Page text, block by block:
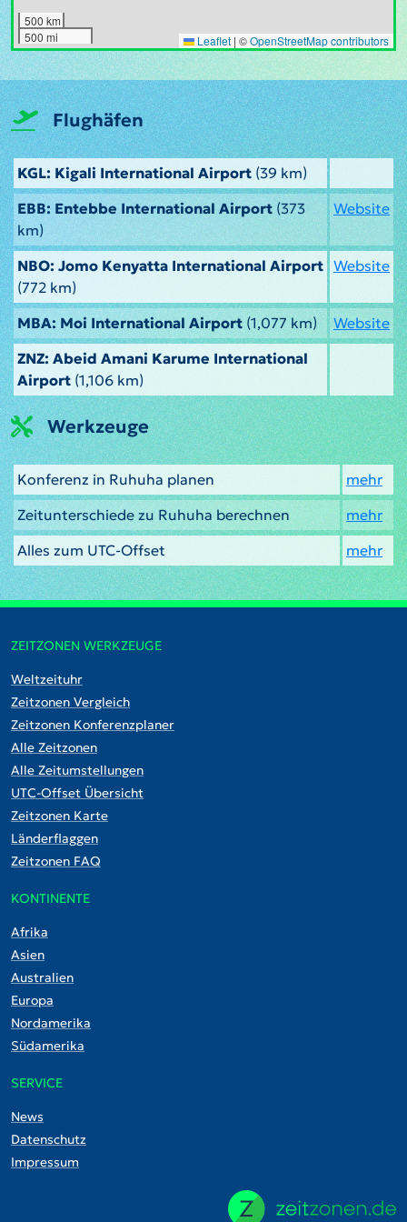
500 km
500 mi
Leaflet | ©OpenStreetMap contributors
Flughäfen
KGL: Kigali International Airport (39 km)
EBB: Entebbe International Airport(373
km)
Website
NBO: Jomo Kenyatta International Airport
(772 km)
Website
MBA: Moi International Airport(1,077 km)
Website
ZNZ: Abeid Amani Karume International
Airport (1,106 km)
Werkzeuge
Konferenz in Ruhuha planen
mehr
Zeitunterschiede zu Ruhuha berechnen
mehr
Alles zum UTC-Offset
mehr
ZEITZONEN WERKZEUGE
Weltzeituhr
Zeitzonen Vergleich
Zeitzonen Konferenzplaner
Alle Zeitzonen
Alle Zeitumstellungen
UTC-Offset Übersicht
Zeitzonen Karte
Länderflaggen
Zeitzonen FAQ
KONTINENTE
Afrika
Asien
Australien
Europa
Nordamerika
Südamerika
SERVICE
News
Datenschutz
Impressum